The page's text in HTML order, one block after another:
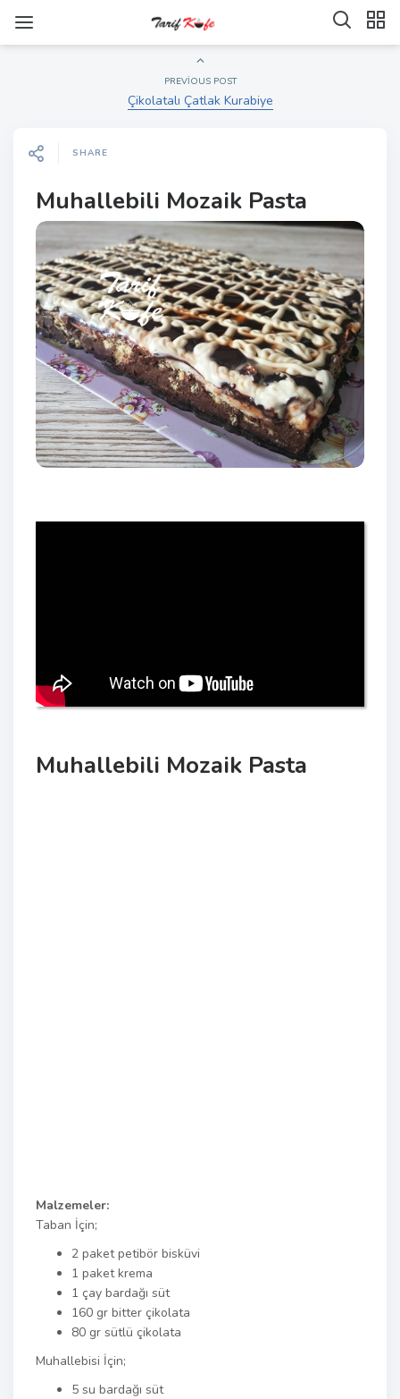
PREVIOUS POST
Çikolatalı Çatlak Kurabiye
SHARE
Muhallebili Mozaik Pasta
Muhallebili Mozaik Pasta
Malzemeler:
Taban İçin;
2 paket petibör bisküvi
1 paket krema
1 çay bardağı süt
160 gr bitter çikolata
80 gr sütlü çikolata
Muhallebisi İçin;
5 su bardağı süt